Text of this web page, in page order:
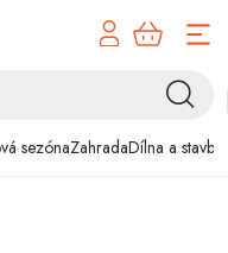
sezónaZahradaDílna a stavba